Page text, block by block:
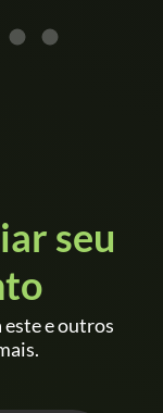
seu
este e outros